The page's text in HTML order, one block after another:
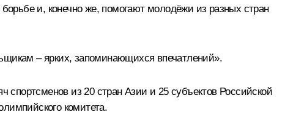
и, конечно же, помогают молодёжи из разных стран
– ярких, запоминающихся впечатлений».
из 20 стран Азии и 25 субъектов Российской
комитета.